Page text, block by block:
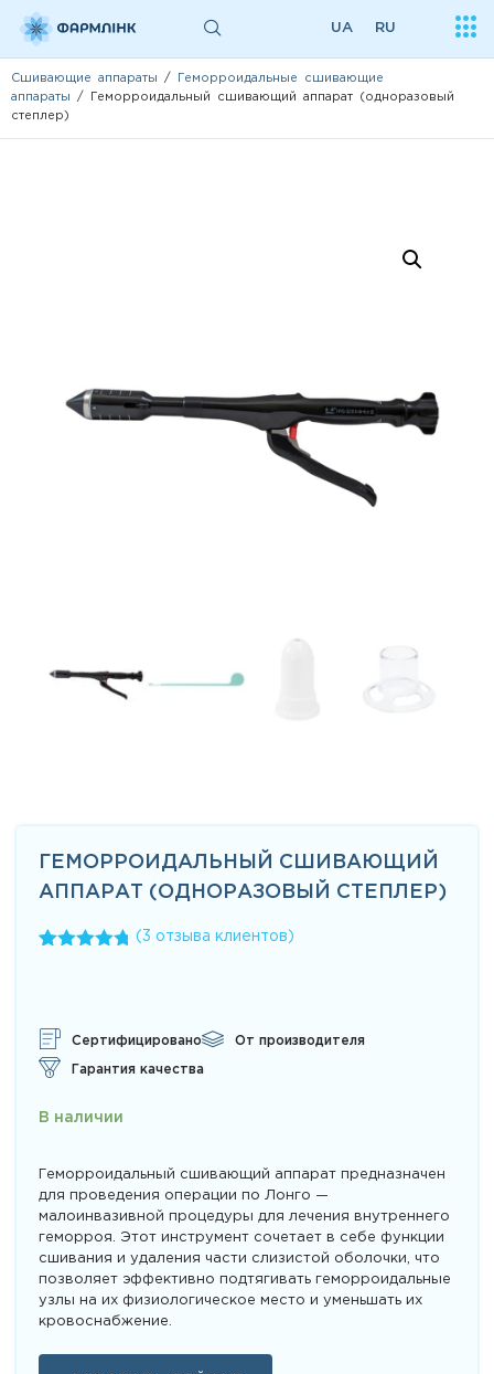
UA RU
Сшивающие аппараты /
Геморроидальные сшивающие
аппараты / Геморроидальный сшивающий аппарат (одноразовый
степлер)
ГЕМОРРОИДАЛЬНЫЙ СШИВАЮЩИЙ
АППАРАТ (ОДНОРАЗОВЫЙ СТЕПЛЕР)
пользователей
(3 отзыва клиентов)
Сертифицировано От производителя
Гарантия качества
В наличии
Геморроидальный сшивающий аппарат предназначен
для проведения операции по Лонго —
малоинвазивной процедуры для лечения внутреннего
геморроя. Этот инструмент сочетает в себе функции
сшивания и удаления части слизистой оболочки, что
позволяет эффективно подтягивать геморроидальные
узлы на их физиологическое место и уменьшать их
кровоснабжение.